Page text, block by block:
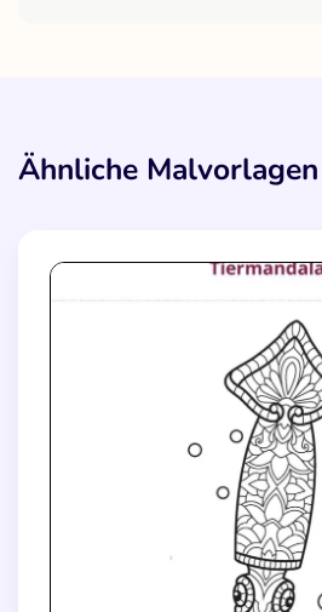
Ähnliche Malvorlagen